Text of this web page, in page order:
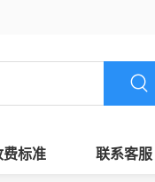
费标准 联系客服